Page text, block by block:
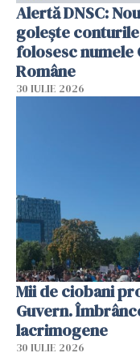
Alertă DNSC:
golește
folosesc numele
Române
30 IULIE 2026
Mii de ciobani
Guvern.
lacrimogene
30 IULIE 2026